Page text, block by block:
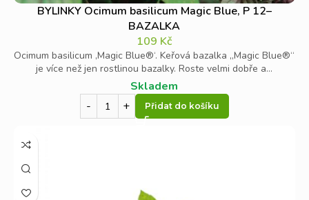
BYLINKY Ocimum basilicum Magic Blue, P 12–
BAZALKA
109 Kč
Ocimum basilicum ‚Magic Blue®‘. Keřová bazalka „Magic Blue®“
je více než jen rostlinou bazalky. Roste velmi dobře a...
Skladem
Přidat do košíku